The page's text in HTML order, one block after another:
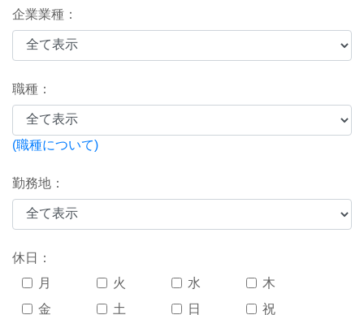
企業業種：
職種：
(職種について)
勤務地：
休日：
月
火 水
木
金
土 日
祝